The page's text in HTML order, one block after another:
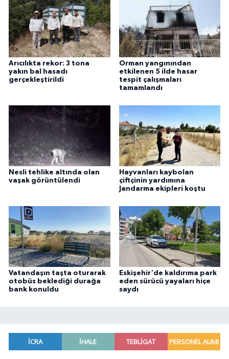
Arıcılıkta rekor: 3 tona
yakın bal hasadı
gerçekleştirildi
Orman yangınından
etkilenen 5 ilde hasar
tespit çalışmaları
tamamlandı
Nesli tehlike altında olan
vaşak görüntülendi
Hayvanları kaybolan
çiftçinin yardımına
Jandarma ekipleri koştu
Vatandaşın taşta oturarak
otobüs beklediği durağa
bank konuldu
Eskişehir'de kaldırıma park
eden sürücü yayaları hiçe
saydı